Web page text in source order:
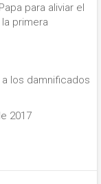
para aliviar el
primera
los damnificados
2017